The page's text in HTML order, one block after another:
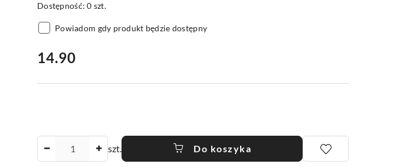
Dostępność:0 szt.
Powiadom gdy produkt będzie dostępny
cena:
14.90
szt. Do koszyka